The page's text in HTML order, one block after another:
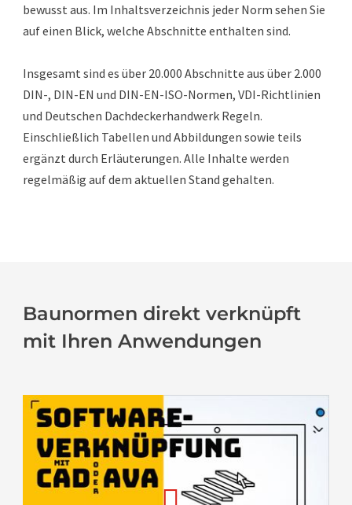
bewusst aus. Im Inhaltsverzeichnis jeder Norm sehen Sie
auf einen Blick, welche Abschnitte enthalten sind.
Insgesamt sind es über 20.000 Abschnitte aus über 2.000
DIN-, DIN-EN und DIN-EN-ISO-Normen, VDI-Richtlinien
und Deutschen Dachdeckerhandwerk Regeln.
Einschließlich Tabellen und Abbildungen sowie teils
ergänzt durch Erläuterungen. Alle Inhalte werden
regelmäßig auf dem aktuellen Stand gehalten.
Baunormen direkt verknüpft
mit Ihren Anwendungen